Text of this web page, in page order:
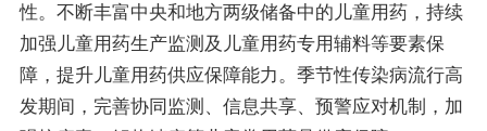
性。不断丰富中央和地方两级储备中的儿童用药，持续
加强儿童用药生产监测及儿童用药专用辅料等要素保
障，提升儿童用药供应保障能力。季节性传染病流行高
发期间，完善协同监测、信息共享、预警应对机制，加